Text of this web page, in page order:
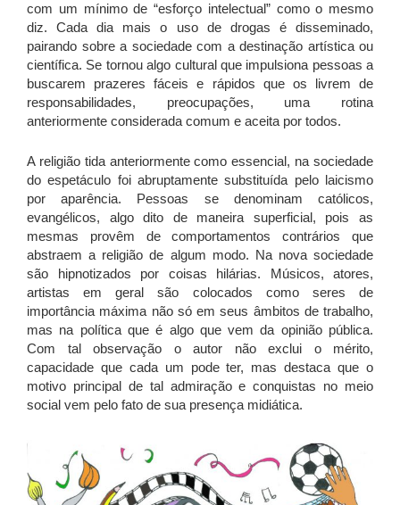
com um mínimo de “esforço intelectual” como o mesmo
diz. Cada dia mais o uso de drogas é disseminado,
pairando sobre a sociedade com a destinação artística ou
científica. Se tornou algo cultural que impulsiona pessoas a
buscarem prazeres fáceis e rápidos que os livrem de
responsabilidades, preocupações, uma rotina
anteriormente considerada comum e aceita por todos.
A religião tida anteriormente como essencial, na sociedade
do espetáculo foi abruptamente substituída pelo laicismo
por aparência. Pessoas se denominam católicos,
evangélicos, algo dito de maneira superficial, pois as
mesmas provêm de comportamentos contrários que
abstraem a religião de algum modo. Na nova sociedade
são hipnotizados por coisas hilárias. Músicos, atores,
artistas em geral são colocados como seres de
importância máxima não só em seus âmbitos de trabalho,
mas na política que é algo que vem da opinião pública.
Com tal observação o autor não exclui o mérito,
capacidade que cada um pode ter, mas destaca que o
motivo principal de tal admiração e conquistas no meio
social vem pelo fato de sua presença midiática.